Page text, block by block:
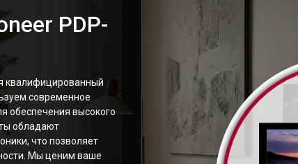
PDP-
квалифицированный
современное
обеспечения высокого
обладают
что позволяет
Мы ценим ваше